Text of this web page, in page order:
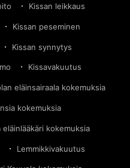
Kissan leikkaus
Kissan peseminen
Kissan synnytys
Kissavakuutus
eläinsairaala kokemuksia
kokemuksia
kokemuksia
Lemmikkivakuutus